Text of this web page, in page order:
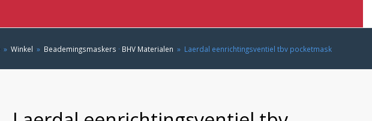
» Winkel » Beademingsmaskers · BHV Materialen » Laerdal eenrichtingsventiel tbv pocketmask